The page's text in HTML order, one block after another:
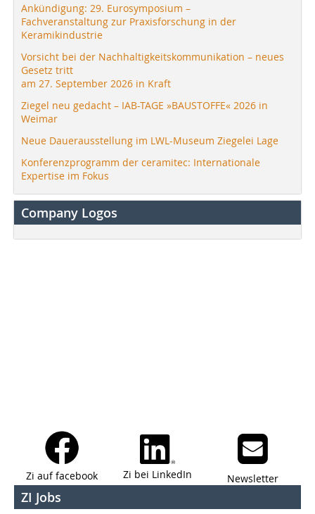
Ankündigung: 29. Eurosymposium –
Fachveranstaltung zur Praxisforschung in der
Keramikindustrie
Vorsicht bei der Nachhaltigkeitskommunikation – neues
Gesetz tritt
am 27. September 2026 in Kraft
Ziegel neu gedacht – IAB-TAGE »BAUSTOFFE« 2026 in
Weimar
Neue Dauerausstellung im LWL-Museum Ziegelei Lage
Konferenzprogramm der ceramitec: Internationale
Expertise im Fokus
Company Logos
Zi auf facebook Zi bei LinkedIn Newsletter
ZI Jobs